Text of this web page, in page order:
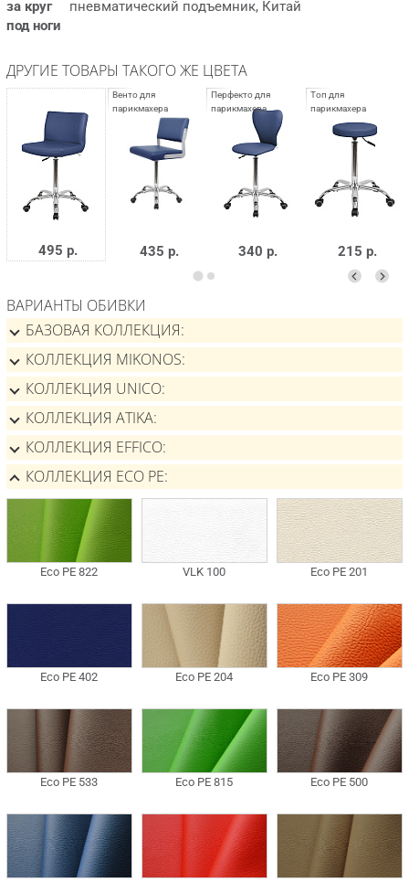
за круг
под ноги
пневматический подъемник, Китай
ДРУГИЕ ТОВАРЫ ТАКОГО ЖЕ ЦВЕТА
495 р. 435 р. 340 р. 215 р.
ВАРИАНТЫ ОБИВКИ
БАЗОВАЯ КОЛЛЕКЦИЯ
КОЛЛЕКЦИЯ MIKONOS
КОЛЛЕКЦИЯ UNICO
КОЛЛЕКЦИЯ ATIKA
КОЛЛЕКЦИЯ EFFICO
КОЛЛЕКЦИЯ ECO PE